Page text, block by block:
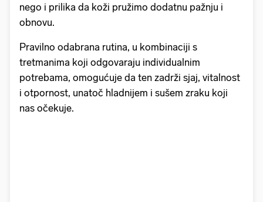
nego i prilika da koži pružimo dodatnu pažnju i
obnovu.
Pravilno odabrana rutina, u kombinaciji s
tretmanima koji odgovaraju individualnim
potrebama, omogućuje da ten zadrži sjaj, vitalnost
i otpornost, unatoč hladnijem i sušem zraku koji
nas očekuje.